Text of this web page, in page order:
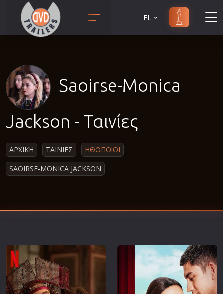
Αισθησιακές
Β' Παγκόσμιος Πόλεμος
Γουέστερν
Δραματικές
Εποχής
Ευρωπαικός Κινηματογράφος
EL
Saoirse-Monica
Jackson - Ταινίες
ΑΡΧΙΚΗ ΤΑΙΝΙΕΣ
ΗΘΟΠΟΙΟΙ
SAOIRSE-MONICA JACKSON